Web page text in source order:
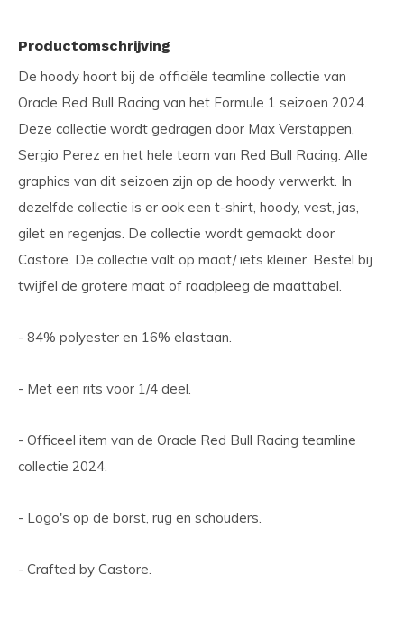
Productomschrijving
De hoody hoort bij de officiële teamline collectie van
Oracle Red Bull Racing van het Formule 1 seizoen 2024.
Deze collectie wordt gedragen door Max Verstappen,
Sergio Perez en het hele team van Red Bull Racing. Alle
graphics van dit seizoen zijn op de hoody verwerkt. In
dezelfde collectie is er ook een t-shirt, hoody, vest, jas,
gilet en regenjas. De collectie wordt gemaakt door
Castore. De collectie valt op maat/ iets kleiner. Bestel bij
twijfel de grotere maat of raadpleeg de maattabel.
- 84% polyester en 16% elastaan.
- Met een rits voor 1/4 deel.
- Officeel item van de Oracle Red Bull Racing teamline
collectie 2024.
- Logo's op de borst, rug en schouders.
- Crafted by Castore.